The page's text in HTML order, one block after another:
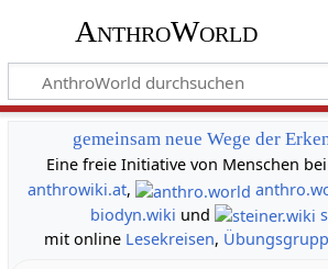
AnthroWorld
gemeinsam neue Wege der
Eine freie Initiative von Menschen bei
anthrowiki.at,
biodyn.wiki und
mit online Lesekreisen,